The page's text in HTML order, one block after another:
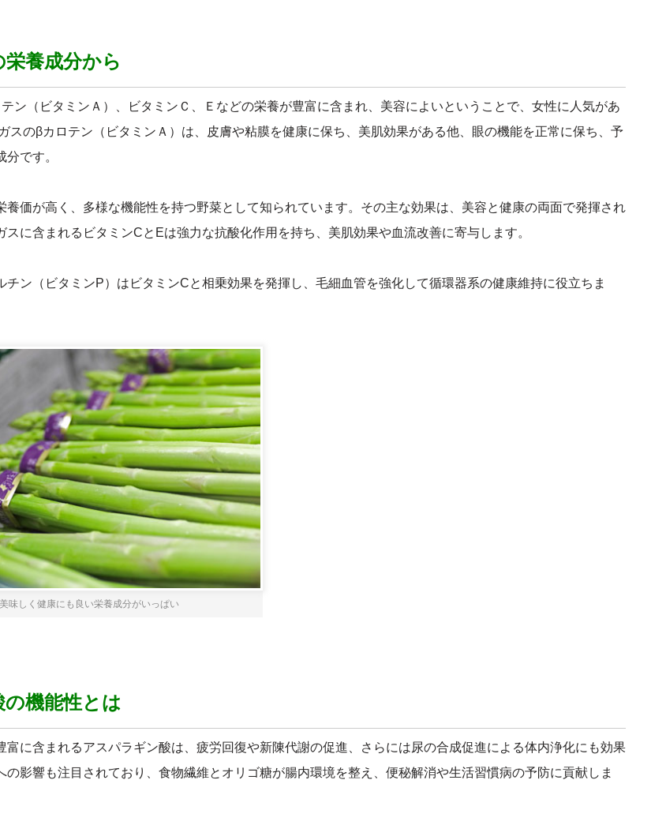
養成分から
ン（ビタミンＡ）、ビタミンＣ、Ｅなどの栄養が豊富に含まれ、美容によいということで、女性に人気があ
スのβカロテン（ビタミンＡ）は、皮膚や粘膜を健康に保ち、美肌効果がある他、眼の機能を正常に保ち、予
です。
養価が高く、多様な機能性を持つ野菜として知られています。その主な効果は、美容と健康の両面で発揮され
スに含まれるビタミンCとEは強力な抗酸化作用を持ち、美肌効果や血流改善に寄与します。
チン（ビタミンP）はビタミンCと相乗効果を発揮し、毛細血管を強化して循環器系の健康維持に役立ちま
味しく健康にも良い栄養成分がいっぱい
機能性とは
富に含まれるアスパラギン酸は、疲労回復や新陳代謝の促進、さらには尿の合成促進による体内浄化にも効果
の影響も注目されており、食物繊維とオリゴ糖が腸内環境を整え、便秘解消や生活習慣病の予防に貢献しま